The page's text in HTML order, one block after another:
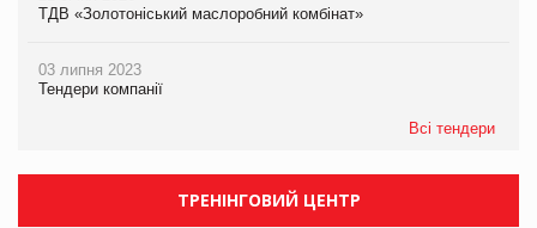
ТДВ «Золотоніський маслоробний комбінат»
03 липня 2023
Тендери компанії
Всі тендери
ТРЕНІНГОВИЙ ЦЕНТР